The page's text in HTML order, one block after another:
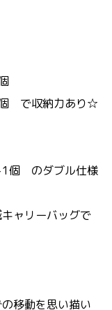
個 で収納力あり☆
1個 のダブル仕様
ャリーバッグで
移動を思い描い